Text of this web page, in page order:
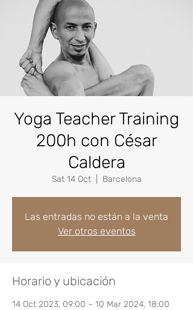
Yoga Teacher Training
200h con César
Caldera
Sat 14 Oct
  |
Barcelona
Las entradas no están a la venta
Ver otros eventos
Horario y ubicación
14 Oct 2023, 09:00 – 10 Mar 2024, 18:00